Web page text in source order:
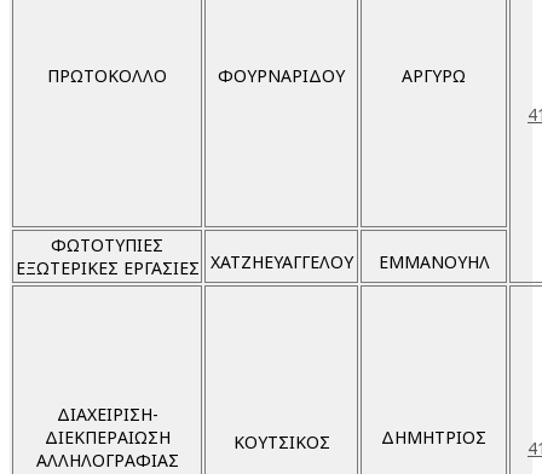
ΠΡΩΤΟΚΟΛΛΟ ΦΟΥΡΝΑΡΙΔΟΥ
ΑΡΓΥΡΩ
ΦΩΤΟΤΥΠΙΕΣ
ΕΞΩΤΕΡΙΚΕΣ ΕΡΓΑΣΙΕΣ ΧΑΤΖΗΕΥΑΓΓΕΛΟΥ ΕΜΜΑΝΟΥΗΛ
ΔΙΑΧΕΙΡΙΣΗ-
ΔΙΕΚΠΕΡΑΙΩΣΗ
ΑΛΛΗΛΟΓΡΑΦΙΑΣ
ΚΟΥΤΣΙΚΟΣ ΔΗΜΗΤΡΙΟΣ